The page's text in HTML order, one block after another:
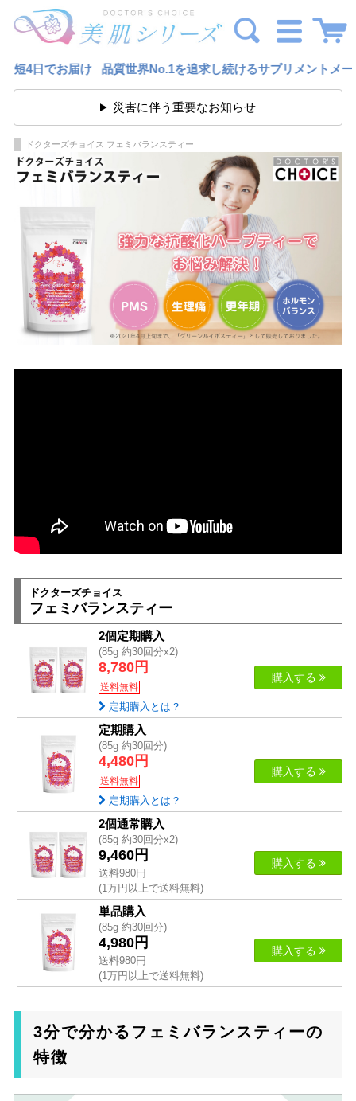
け 品質世界No.1を追求し続けるサプリメントメーカードク
災害に伴う重要なお知らせ
ドクターズチョイス フェミバランスティー
ドクターズチョイス
フェミバランスティー
2個定期購入
(85g 約30回分x2)
8,780円
送料無料
購入する
定期購入とは？
定期購入
(85g 約30回分)
4,480円
送料無料
購入する
定期購入とは？
2個通常購入
(85g 約30回分x2)
9,460円
送料980円
(1万円以上で送料無料)
購入する
単品購入
(85g 約30回分)
4,980円
送料980円
(1万円以上で送料無料)
購入する
3分で分かるフェミバランスティーの
特徴